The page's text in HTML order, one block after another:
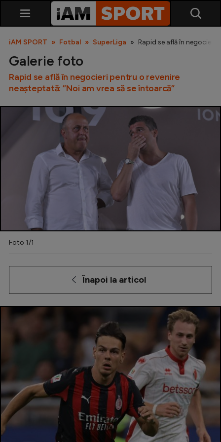
SuperLiga
Liga 2
Cupa României
Echipa Națională
Fotbal feminin
Inedit
Clasamente
Champions League
Europa League
Conference League
CM 2026
Premier League
iAM SPORT Fotbal SuperLiga Rapid se află în negocieri
Galerie foto
Rapid se află în negocieri pentru o revenire
neașteptată: ”Noi am vrea să se întoarcă”
Foto 1/1
Înapoi la articol